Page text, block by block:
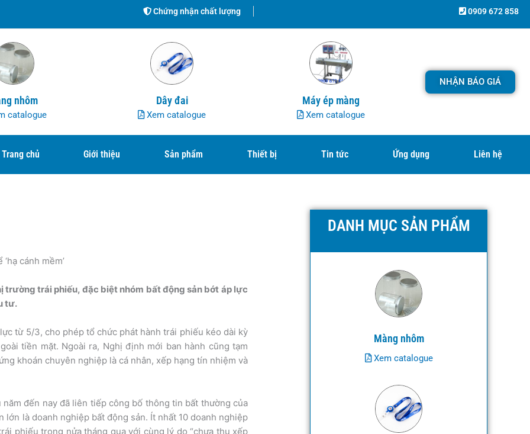
Chứng nhận chất lượng 0909 672 858
nhôm
catalogue
Dây đai
Xem catalogue
Máy ép màng
Xem catalogue
NHẬN BÁO GIÁ
Trang chủ Giới thiệu Sản phẩm Thiết bị Tin tức Ứng dụng Liên hệ
cánh mềm’
trường trái phiếu, đặc biệt nhóm bất động sản bớt áp lực
tư.
từ 5/3, cho phép tổ chức phát hành trái phiếu kéo dài kỳ
tiền mặt. Ngoài ra, Nghị định mới ban hành cũng tạm
khoán chuyên nghiệp là cá nhân, xếp hạng tín nhiệm và
đến nay đã liên tiếp công bố thông tin bất thường của
lớn là doanh nghiệp bất động sản. Ít nhất 10 doanh nghiệp
phiếu trong nửa tháng qua với cùng lý do “chưa thu xếp
DANH MỤC SẢN PHẨM
Màng nhôm
Xem catalogue